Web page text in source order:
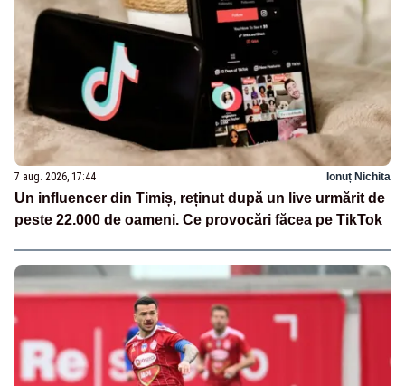
7 aug. 2026, 17:44 Ionuț Nichita
Un influencer din Timiș, reținut după un live urmărit de
peste 22.000 de oameni. Ce provocări făcea pe TikTok